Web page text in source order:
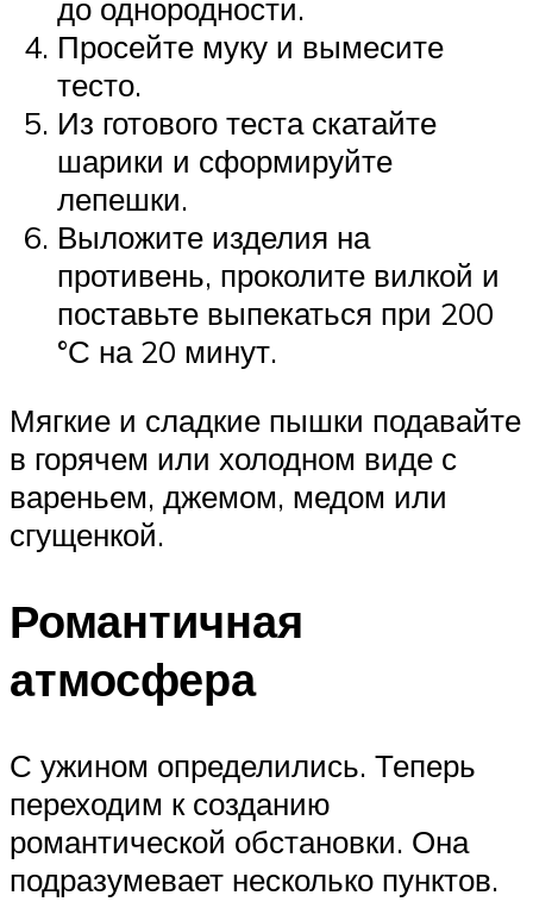
до однородности.
Просейте муку и вымесите
тесто.
Из готового теста скатайте
шарики и сформируйте
лепешки.
Выложите изделия на
противень, проколите вилкой и
поставьте выпекаться при 200
°С на 20 минут.
Мягкие и сладкие пышки подавайте
в горячем или холодном виде с
вареньем, джемом, медом или
сгущенкой.
Романтичная
атмосфера
С ужином определились. Теперь
переходим к созданию
романтической обстановки. Она
подразумевает несколько пунктов.